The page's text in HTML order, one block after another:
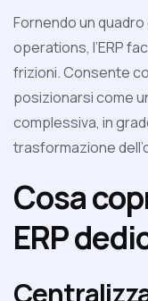
Fornendo un
operations, l’ERP
frizioni. Consente
posizionarsi come
complessiva, in
trasformazione
Cosa
ERP